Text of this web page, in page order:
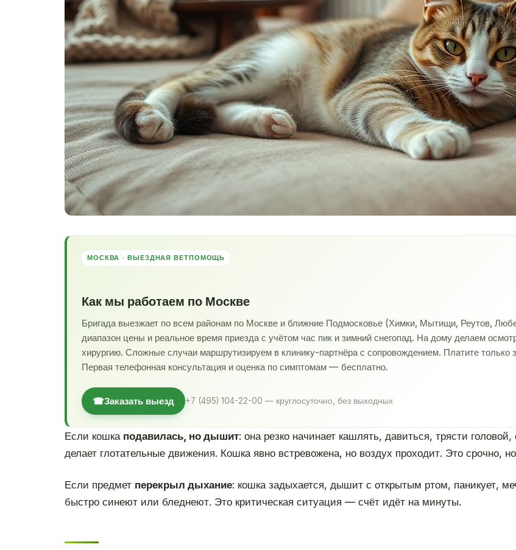
МОСКВА · ВЫЕЗДНАЯ ВЕТПОМОЩЬ
Как мы работаем по Москве
Бригада выезжает по всем районам по Москве и ближние Подмосковье (Химки, Мытищи, Реутов,
диапазон цены и реальное время приезда с учётом час пик и зимний снегопад. На дому делаем
хирургию. Сложные случаи маршрутизируем в клинику-партнёра с сопровождением. Платите
Первая телефонная консультация и оценка по симптомам — бесплатно.
☎Заказать выезд +7 (495) 104-22-00 — круглосуточно, без выходных
Если кошка подавилась, но дышит: она резко начинает кашлять, давиться, трясти
делает глотательные движения. Кошка явно встревожена, но воздух проходит. Это срочно,
Если предмет перекрыл дыхание: кошка задыхается, дышит с открытым ртом, паникует,
быстро синеют или бледнеют. Это критическая ситуация — счёт идёт на минуты.